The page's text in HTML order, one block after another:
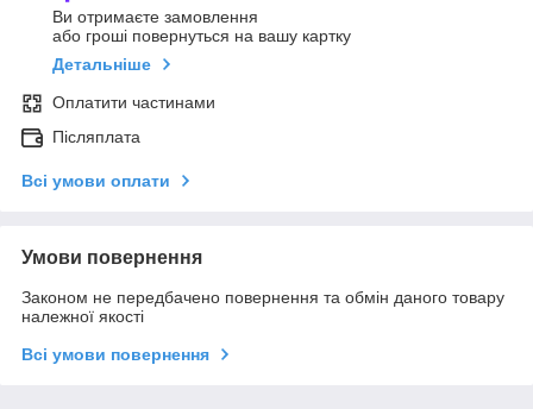
Ви отримаєте замовлення
або гроші повернуться на вашу картку
Детальніше
Оплатити частинами
Післяплата
Всі умови оплати
Умови повернення
Законом не передбачено повернення та обмін даного товару
належної якості
Всі умови повернення